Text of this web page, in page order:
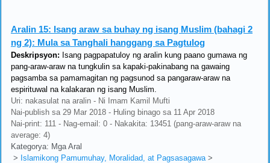
Aralin 15: Isang araw sa buhay ng isang Muslim (bahagi 2
ng 2): Mula sa Tanghali hanggang sa Pagtulog
Deskripsyon: Isang pagpapatuloy ng aralin kung paano gumawa ng
pang-araw-araw na tungkulin sa kapaki-pakinabang na gawaing
pagsamba sa pamamagitan ng pagsunod sa pangaraw-araw na
espirituwal na kalakaran ng isang Muslim.
Uri: nakasulat na aralin - Ni Imam Kamil Mufti
Nai-publish sa 29 Mar 2018 - Huling binago sa 11 Apr 2018
Nai-print: 111 - Nag-email: 0 - Nakakita: 13451 (pang-araw-araw na
average: 4)
Kategorya: Mga Aral
> Islamikong Pamumuhay, Moralidad, at Pagsasagawa>